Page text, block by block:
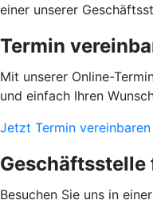
einer unserer
Termin
Mit unserer Online-
und einfach Ihren
Jetzt Termin vereinbaren
Geschäftsstelle
Besuchen Sie uns in